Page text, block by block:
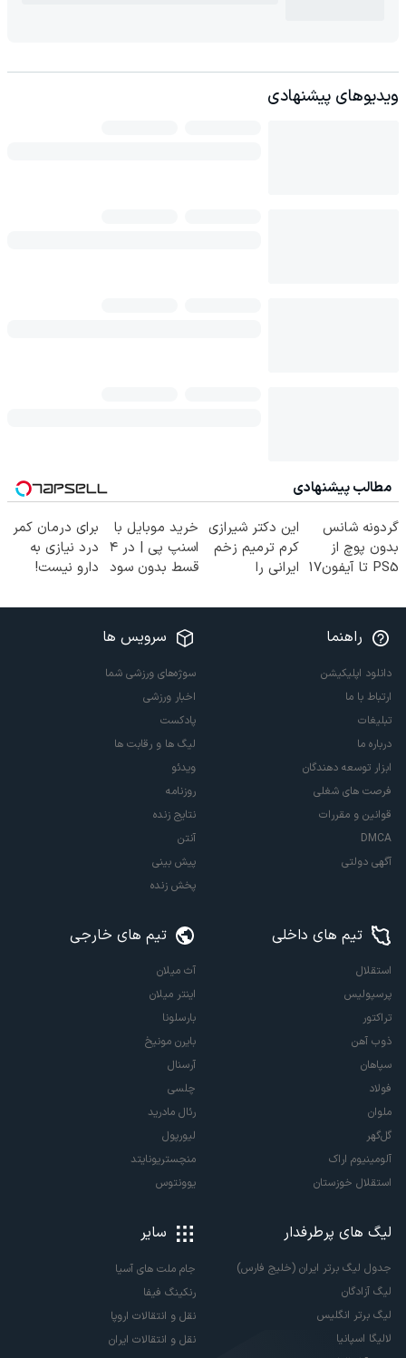
ویدیوهای پیشنهادی
مطالب پیشنهادی
گردونه شانس
بدون پوچ از
PS5 تا آیفون17
این دکتر شیرازی
کرم ترمیم زخم
ایرانی را
خرید موبایل با
اسنپ پی | در ۴
قسط بدون سود
برای درمان کمر
درد نیازی به
دارو نیست!
پر کن)
راهنما
دانلود اپلیکیشن
ارتباط با ما
تبلیغات
درباره ما
ابزار توسعه دهندگان
فرصت های شغلی
قوانین و مقررات
DMCA
آگهی دولتی
سرویس ها
سوژه‌های ورزشی شما
اخبار ورزشی
پادکست
لیگ ها و رقابت ها
ویدئو
روزنامه
نتایج زنده
آنتن
پیش بینی
پخش زنده
تیم های داخلی
استقلال
پرسپولیس
تراکتور
ذوب آهن
سپاهان
فولاد
ملوان
گل‌گهر
آلومینیوم اراک
استقلال خوزستان
تیم های خارجی
آث میلان
اینتر میلان
بارسلونا
بایرن مونیخ
آرسنال
چلسی
رئال مادرید
لیورپول
منچستریونایتد
یوونتوس
لیگ های پرطرفدار
جدول لیگ برتر ایران (خلیج فارس)
لیگ آزادگان
لیگ برتر انگلیس
لالیگا اسپانیا
سایر
جام ملت های آسیا
رنکینگ فیفا
نقل و انتقالات اروپا
نقل و انتقالات ایران